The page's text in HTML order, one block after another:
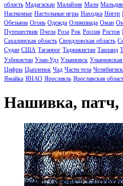
область Мадагаскар Малайзия Мали
Насекомые Настольные игры Находка Нигер
Обезьяна Огонь Одежда Олимпиада Оман
Путешествия Пчела Роза Рок Россия Ростов
Сахалинская область Свердловская область
Судан США Таганрог Таджикистан Таиланд
Узбекистан Улан-Удэ Ульяновск Ульяновская
Цифры Цыпленок Чад Части тела
Ямайка ЯНАО Ярославль Ярославская
Нашивка,